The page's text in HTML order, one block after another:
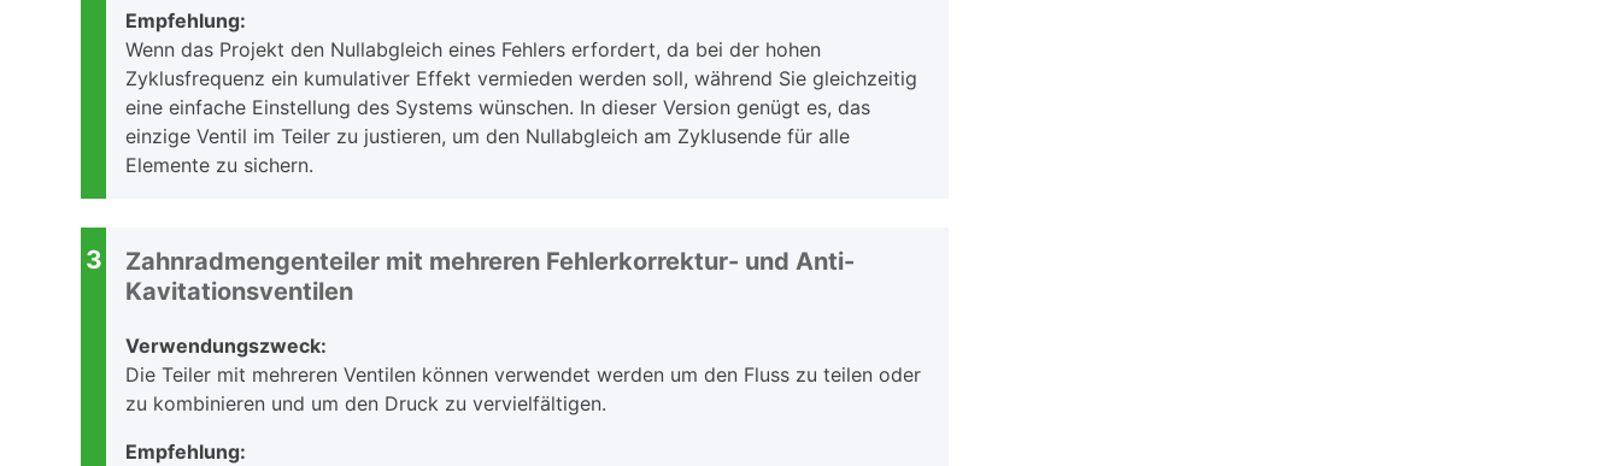
Empfehlung:
Wenn das Projekt den Nullabgleich eines Fehlers erfordert, da bei der hohen
Zyklusfrequenz ein kumulativer Effekt vermieden werden soll, während Sie gleichzeitig
eine einfache Einstellung des Systems wünschen. In dieser Version genügt es, das
einzige Ventil im Teiler zu justieren, um den Nullabgleich am Zyklusende für alle
Elemente zu sichern.
3
Zahnradmengenteiler mit mehreren Fehlerkorrektur- und Anti-
Kavitationsventilen
Verwendungszweck:
Die Teiler mit mehreren Ventilen können verwendet werden um den Fluss zu teilen oder
zu kombinieren und um den Druck zu vervielfältigen.
Empfehlung: